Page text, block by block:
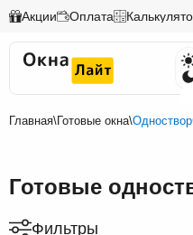
Акции Оплата
Главная\Готовые окна\
Готовые
Фильтры